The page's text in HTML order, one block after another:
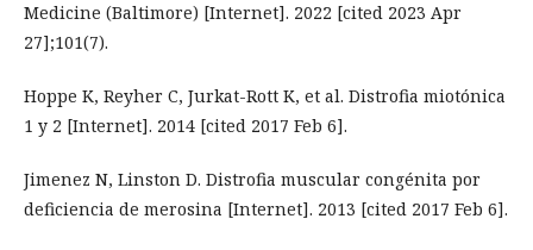
Medicine (Baltimore) [Internet]. 2022 [cited 2023 Apr
27];101(7).
Hoppe K, Reyher C, Jurkat-Rott K, et al. Distrofia miotónica
1 y 2 [Internet]. 2014 [cited 2017 Feb 6].
Jimenez N, Linston D. Distrofia muscular congénita por
deficiencia de merosina [Internet]. 2013 [cited 2017 Feb 6].